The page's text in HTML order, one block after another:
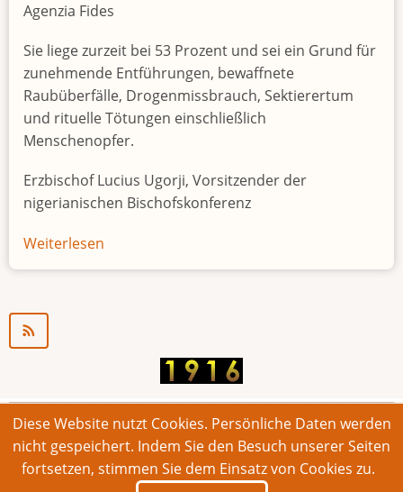
Agenzia Fides
Sie liege zurzeit bei 53 Prozent und sei ein Grund für
zunehmende Entführungen, bewaffnete
Raubüberfälle, Drogenmissbrauch, Sektierertum
und rituelle Tötungen einschließlich
Menschenopfer.
Erzbischof Lucius Ugorji, Vorsitzender der
nigerianischen Bischofskonferenz
Weiterlesen
Jugendarbeitslosigkeit
© 2026 Bonner Aufruf. Alle Rechte vorbehalten.
Footer
Impressum Kontakt Intern
Diese Website nutzt Cookies. Persönliche Daten werden
nicht gespeichert. Indem Sie den Besuch unserer Seiten
fortsetzen, stimmen Sie dem Einsatz von Cookies zu.